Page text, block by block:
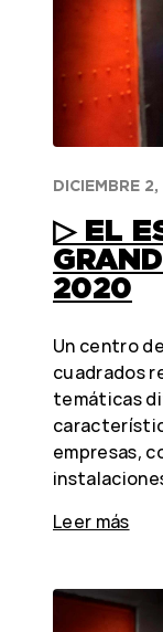
DICIEMBRE
▷ EL
2020
Un centro
cuadrados
temáticas
empresas,
Leer más